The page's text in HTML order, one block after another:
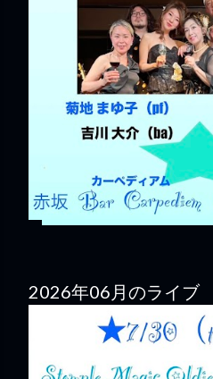
2026年06月のライブ